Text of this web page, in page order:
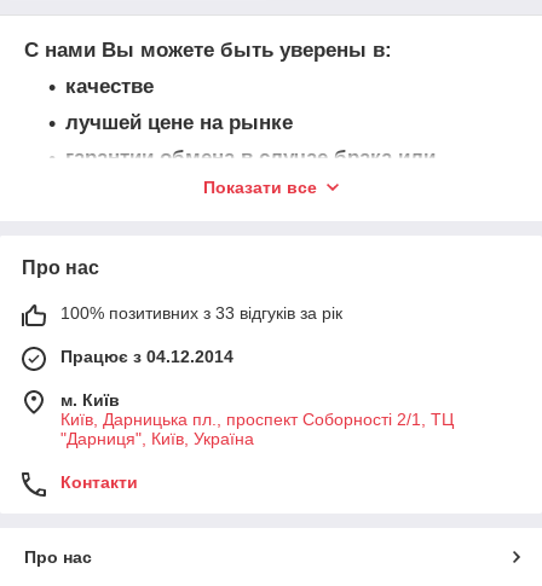
С нами Вы можете быть уверены в:
качестве
лучшей цене на рынке
гарантии обмена в случае брака или
несоответствияПоказати все
Про нас
100% позитивних з 33 відгуків за рік
Працює з 04.12.2014
м. Київ
Київ, Дарницька пл., проспект Соборності 2/1, ТЦ
"Дарниця", Київ, Україна
Контакти
Про нас